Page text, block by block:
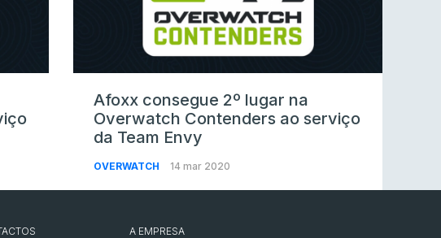
Afoxx consegue 2º lugar na
Overwatch Contenders ao serviço
da Team Envy
OVERWATCH 14 mar 2020
A EMPRESA